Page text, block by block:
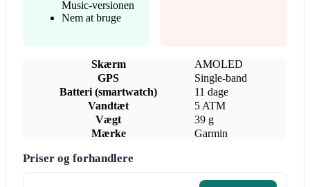
Music-versionen
Nem at bruge
Skærm
AMOLED
GPS
Single-band
Batteri (smartwatch)
11 dage
Vandtæt
5 ATM
Vægt
39 g
Mærke
Garmin
Priser og forhandlere